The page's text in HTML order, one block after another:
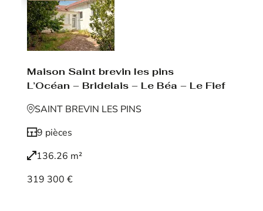
Maison Saint brevin les pins
L’Océan – Bridelais – Le Béa – Le Fief
SAINT BREVIN LES PINS
9 pièces
136.26 m²
319 300 €